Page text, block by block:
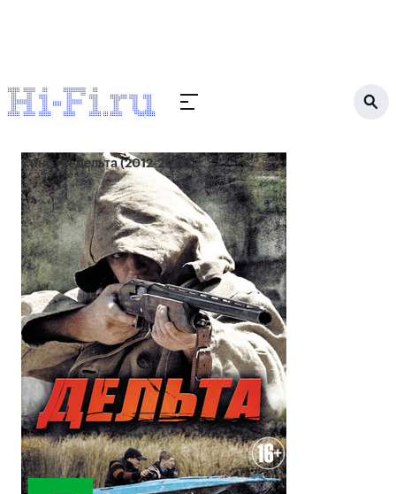
Кино Дельта (2012-2013)